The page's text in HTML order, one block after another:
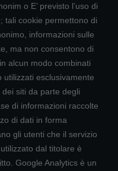
o E’ previsto l’uso di
tali cookie permettono di
informazioni sulle
ma non consentono di
alcun modo combinati
utilizzati esclusivamente
siti da parte degli
di informazioni raccolte
di dati in forma
gli utenti che il servizio
dal titolare è
Google Analytics è un